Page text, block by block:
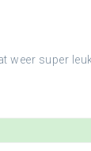
weer super